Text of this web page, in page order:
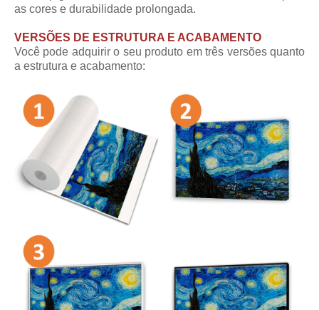
as cores e durabilidade prolongada.
VERSÕES DE ESTRUTURA E ACABAMENTO
Você pode adquirir o seu produto em três versões quanto
a estrutura e acabamento: